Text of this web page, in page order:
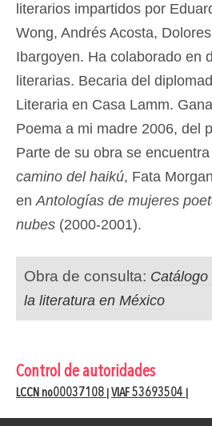
literarios impartidos por
Wong, Andrés Acosta,
Ibargoyen. Ha colaborado en
literarias. Becaria del
Literaria en Casa Lamm.
Poema a mi madre 2006, del
Parte de su obra se
camino del haikú, Fata
enAntologías de mujeres
nubes (2000-2001).
Obra de consulta:
la literatura en México
Control de autoridades
LCCN no00037108 VIAF 53693504